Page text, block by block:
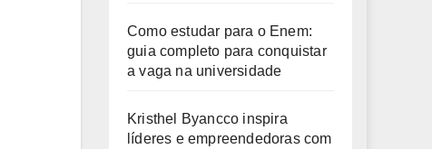
Como estudar para o Enem:
guia completo para conquistar
a vaga na universidade
Kristhel Byancco inspira
líderes e empreendedoras com